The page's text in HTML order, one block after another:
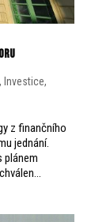
, Investice,
z finančního
jednání.
plánem